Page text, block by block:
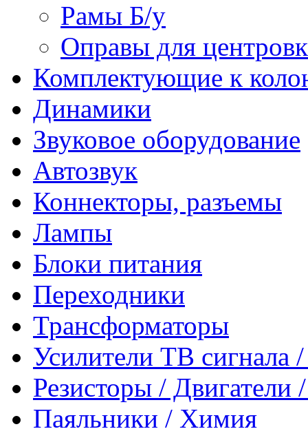
Рамы Б/у
Оправы для
Комплектующие к
Динамики
Звуковое оборудование
Автозвук
Коннекторы, разъемы
Лампы
Блоки питания
Переходники
Трансформаторы
Усилители ТВ сигнала
Резисторы /
Паяльники / Химия